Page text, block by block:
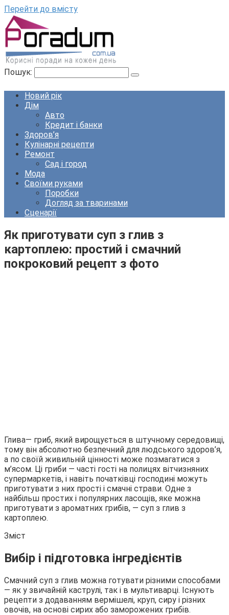
Перейти до вмісту
Пошук:
Новий рік
Дім
Авто
Кредит і банки
Здоров’я
Кулінарні рецепти
Ремонт
Сад і город
Мода
Своїми руками
Поробки
Догляд за тваринами
Сценарії
Як приготувати суп з глив з
картоплею: простий і смачний
покроковий рецепт з фото
Глива— гриб, який вирощується в штучному середовищі,
тому він абсолютно безпечний для людського здоров’я,
а по своїй живильній цінності може позмагатися з
м’ясом. Ці гриби — часті гості на полицях вітчизняних
супермаркетів, і навіть початківці господині можуть
приготувати з них прості і смачні страви. Одне з
найбільш простих і популярних ласощів, яке можна
приготувати з ароматних грибів, — суп з глив з
картоплею.
Зміст
Вибір і підготовка інгредієнтів
Смачний суп з глив можна готувати різними способами
— як у звичайній каструлі, так і в мультиварці. Існують
рецепти з додаванням вермішелі, круп, сиру і різних
овочів, на основі сирих або заморожених грибів.